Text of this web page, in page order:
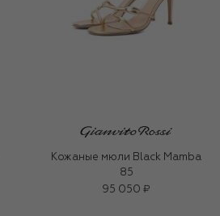
Кожаные мюли Black Mamba
85
95 050 ₽